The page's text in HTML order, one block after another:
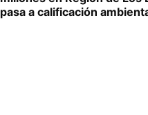
pasa a calificación